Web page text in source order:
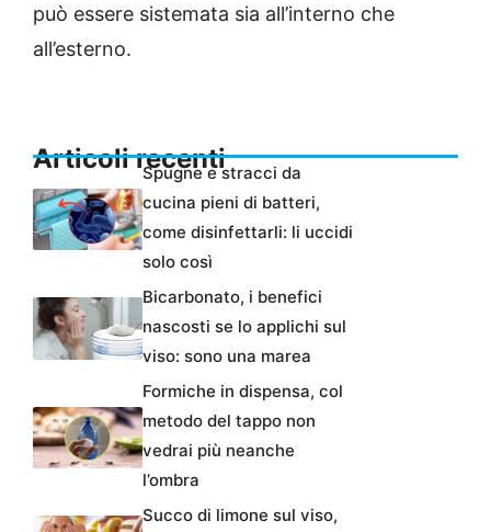
può essere sistemata sia all’interno che
all’esterno.
Articoli recenti
Spugne e stracci da
cucina pieni di batteri,
come disinfettarli: li uccidi
solo così
Bicarbonato, i benefici
nascosti se lo applichi sul
viso: sono una marea
Formiche in dispensa, col
metodo del tappo non
vedrai più neanche
l’ombra
Succo di limone sul viso,